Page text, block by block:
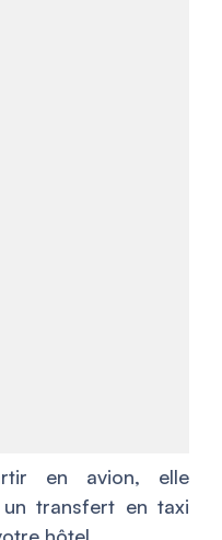
en avion, elle
transfert en taxi